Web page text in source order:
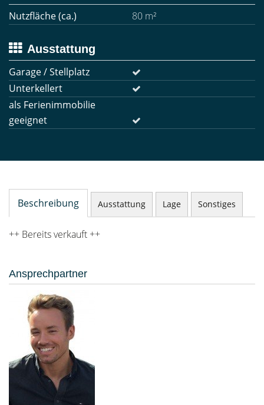
Nutzfläche (ca.)
80 m²
Ausstattung
Garage / Stellplatz
Unterkellert
als Ferienimmobilie
geeignet
Beschreibung Ausstattung Lage Sonstiges
++ Bereits verkauft ++
Ansprechpartner